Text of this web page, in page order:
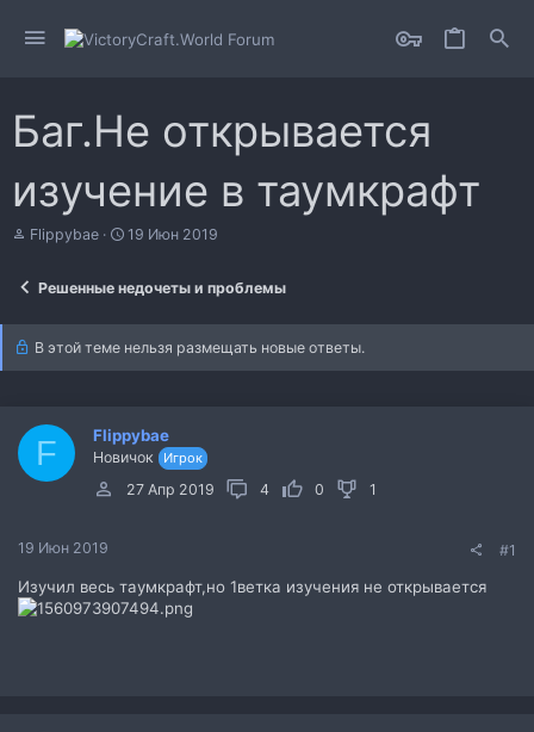
Баг.Не открывается
изучение в таумкрафт
А
е
м
Flippybae
Д
а
ч
а
19 Июн 2019
Решенные недочеты и проблемы
В этой теме нельзя размещать новые ответы.
F Flippybae
Новичок Игрок
27 Апр 2019 4 0 1
19 Июн 2019 #1
Изучил весь таумкрафт,но 1ветка изучения не открывается